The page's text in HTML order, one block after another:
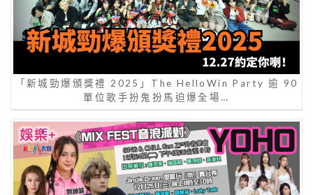
「新城勁爆頒獎禮 2025」The HelloWin Party 逾 90
單位歌手扮鬼扮馬迫爆全場…